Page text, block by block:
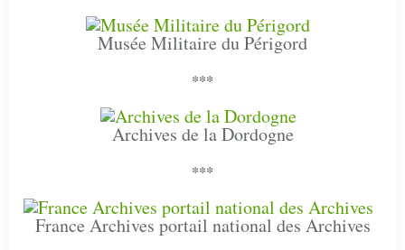
Musée Militaire du Périgord
***
Archives de la Dordogne
***
France Archives portail national des Archives